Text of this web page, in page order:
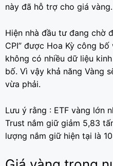
này đã hỗ trợ cho giá vàng.
Hiện nhà đầu tư đang chờ
CPI” được Hoa Kỳ công
không có nhiều dữ liệu
bố. Vì vậy khả năng Vàng
vừa phải.
Lưu ý rằng : ETF vàng lớn
Trust nắm giữ giảm 5,83
lượng nắm giữ hiện tại là